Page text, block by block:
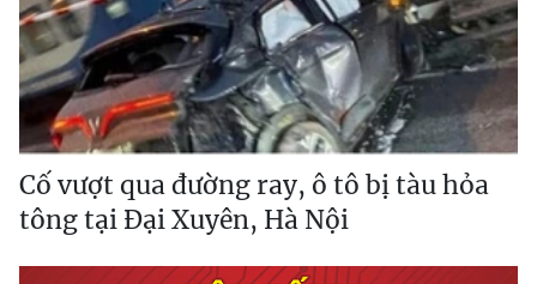
Cố vượt qua đường ray, ô tô bị tàu hỏa
tông tại Đại Xuyên, Hà Nội